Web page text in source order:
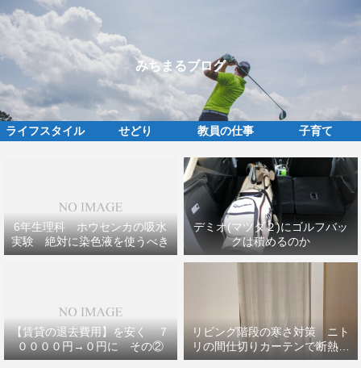
みちまるブログ
ライフスタイル せどり 教員の仕事 子育て
6年生理科 ホウセンカの吸水
実験 絶対に染色液を使うべき
デミオ(マツダ２)にゴルフバッ
クは積めるのか
【賃貸の退去費用】を安く ７
００００円→０円に その②
リビング階段の寒さ対策 ニト
リの間仕切りカーテンで断熱効
果ＵＰ